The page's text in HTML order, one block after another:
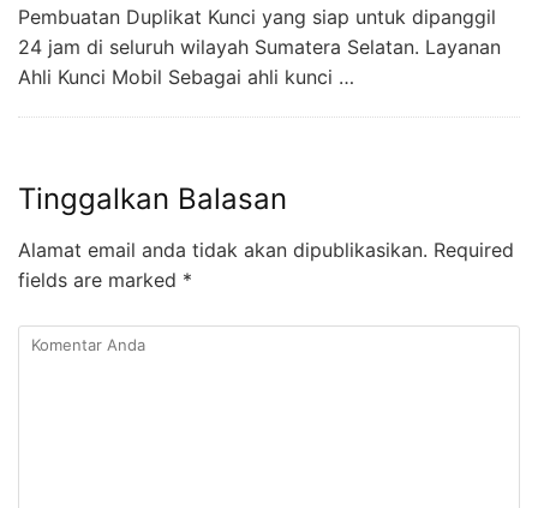
Pembuatan Duplikat Kunci yang siap untuk dipanggil
24 jam di seluruh wilayah Sumatera Selatan. Layanan
Ahli Kunci Mobil Sebagai ahli kunci …
Tinggalkan Balasan
Alamat email anda tidak akan dipublikasikan. Required
fields are marked *